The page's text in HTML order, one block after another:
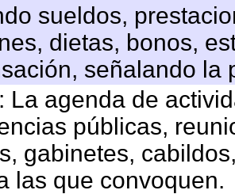
sueldos,
dietas, bonos,
señalando la
La agenda de
públicas,
gabinetes,
las que convoquen.